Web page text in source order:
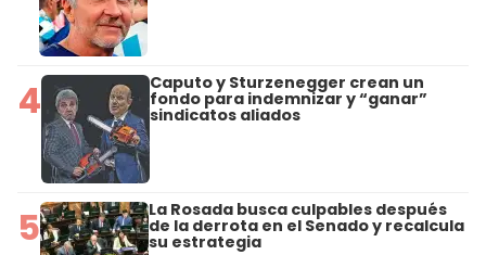
4 Caputo y Sturzenegger crean un
fondo para indemnizar y “ganar”
sindicatos aliados
5 La Rosada busca culpables después
de la derrota en el Senado y recalcula
su estrategia